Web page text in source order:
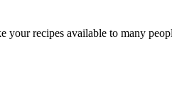
recipes available to many